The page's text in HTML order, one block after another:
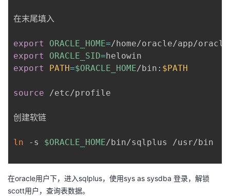
动
关
证
实
的
持
建
在末尾填入
export ORACLE_HOME=
export
ORACLE_SID=
export
PATH=$ORACLE_HOME/bin: $PATH
source /etc/profile
创建软链
ln -s $ORACLE_HOME/bin/sqlplus /usr/bin
在oracle用户下，进入sqlplus，使用sys as sysdba 登录，解锁
scott用户，查询表数据。